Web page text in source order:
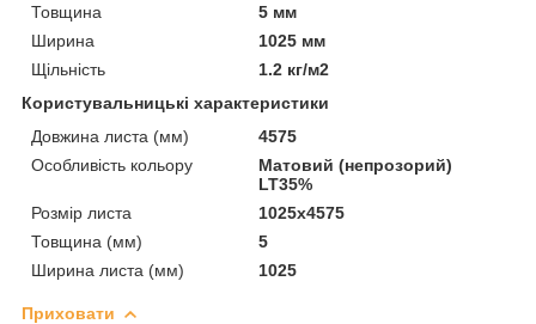
Товщина
5 мм
Ширина
1025 мм
Щільність
1.2 кг/м2
Користувальницькі характеристики
Довжина листа (мм)
4575
Особливість кольору
Матовий (непрозорий)
LT35%
Розмір листа
1025х4575
Товщина (мм)
5
Ширина листа (мм)
1025
Приховати